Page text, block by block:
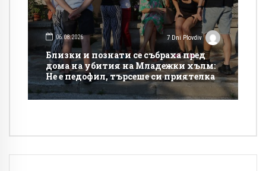
06.08.2026 7 Dni Plovdiv
Близки и познати се събраха пред
дома на убития на Младежки хълм:
Не е педофил, търсеше си приятелка